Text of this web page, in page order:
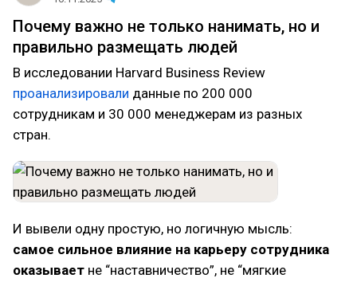
Почему важно не только нанимать, но и
правильно размещать людей
В исследовании Harvard Business Review
проанализировали данные по 200 000
сотрудникам и 30 000 менеджерам из разных
стран.
И вывели одну простую, но логичную мысль:
самое сильное влияние на карьеру сотрудника
оказывает не “наставничество”, не “мягкие